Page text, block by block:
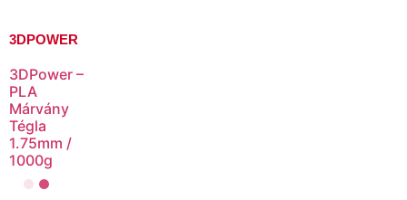
3DPOWER
3DPower –
PLA
Márvány
Tégla
1.75mm /
1000g